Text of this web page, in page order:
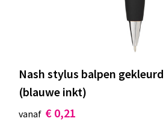
Nash stylus balpen
(blauwe inkt)
vanaf € 0,21